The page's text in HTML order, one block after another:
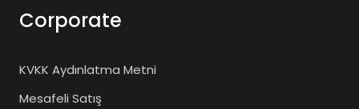
Corporate
KVKK Aydınlatma Metni
Mesafeli Satış